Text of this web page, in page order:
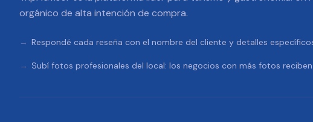
orgánico de alta intención de compra.
Respondé cada reseña con el nombre del cliente y detalles
Subí fotos profesionales del local: los negocios con más fotos reciben